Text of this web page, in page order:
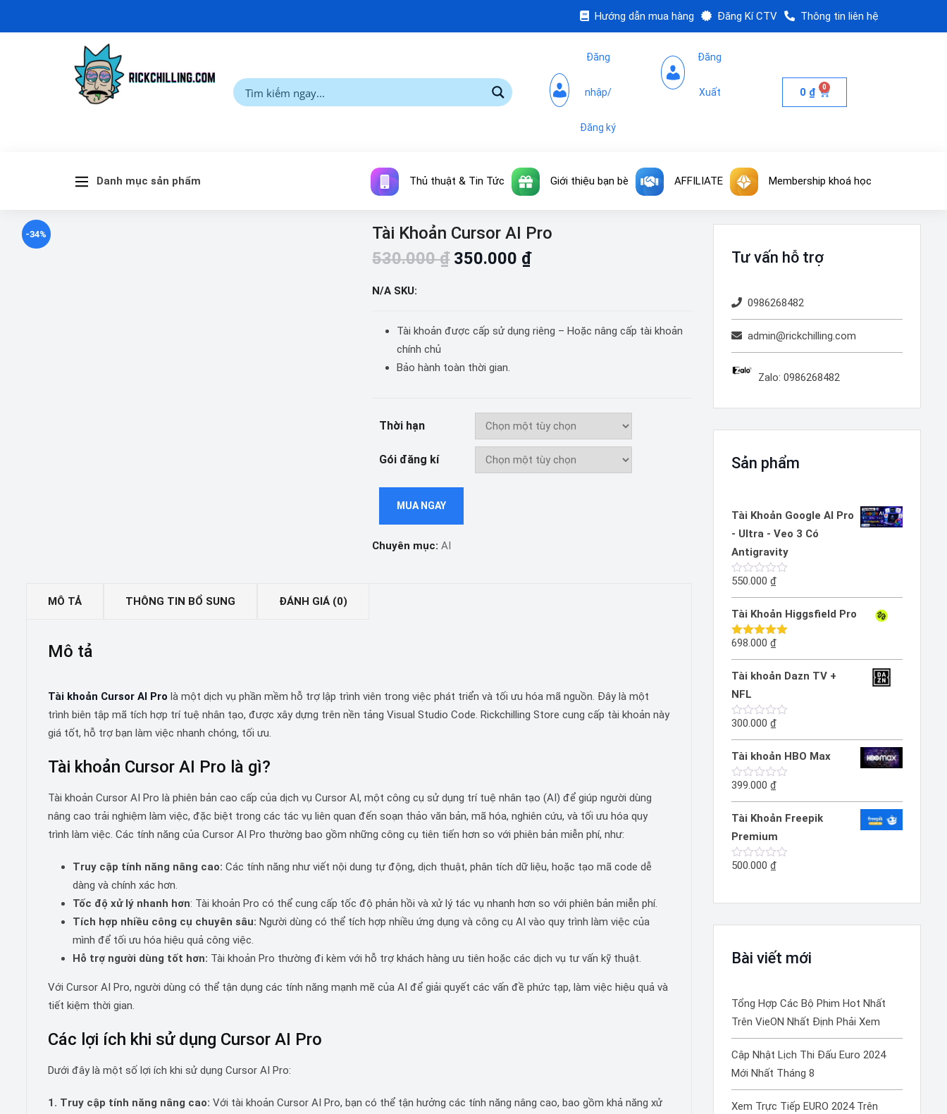
Hướng dẫn mua hàng Đăng Kí CTV Thông tin liên hệ
Đăng
nhập/
Đăng ký
Đăng
Xuất 0 ₫ 0
Danh mục sản phẩm Thủ thuật & Tin Tức Giới thiệu bạn bè AFFILIATE Membership khoá học
-34%
Tài Khoản Cursor AI Pro
530.000₫ 350.000 ₫
N/A SKU:
Tài khoản được cấp sử dụng riêng – Hoặc nâng cấp tài khoản
chính chủ
Bảo hành toàn thời gian.
Thời hạn
Gói đăng kí
MUA NGAY
Chuyên mục: AI
MÔ TẢ THÔNG TIN BỔ SUNG ĐÁNH GIÁ (0)
Mô tả
Tài khoản Cursor AI Pro là một dịch vụ phần mềm hỗ trợ lập trình viên trong việc phát triển và tối ưu hóa mã nguồn. Đây là một
trình biên tập mã tích hợp trí tuệ nhân tạo, được xây dựng trên nền tảng Visual Studio Code. Rickchilling Store cung cấp tài khoản này
giá tốt, hỗ trợ bạn làm việc nhanh chóng, tối ưu.
Tài khoản Cursor AI Pro là gì?
Tài khoản Cursor AI Pro là phiên bản cao cấp của dịch vụ Cursor AI, một công cụ sử dụng trí tuệ nhân tạo (AI) để giúp người dùng
nâng cao trải nghiệm làm việc, đặc biệt trong các tác vụ liên quan đến soạn thảo văn bản, mã hóa, nghiên cứu, và tối ưu hóa quy
trình làm việc. Các tính năng của Cursor AI Pro thường bao gồm những công cụ tiên tiến hơn so với phiên bản miễn phí, như:
Truy cập tính năng nâng cao: Các tính năng như viết nội dung tự động, dịch thuật, phân tích dữ liệu, hoặc tạo mã code dễ
dàng và chính xác hơn.
Tốc độ xử lý nhanh hơn: Tài khoản Pro có thể cung cấp tốc độ phản hồi và xử lý tác vụ nhanh hơn so với phiên bản miễn phí.
Tích hợp nhiều công cụ chuyên sâu: Người dùng có thể tích hợp nhiều ứng dụng và công cụ AI vào quy trình làm việc của
mình để tối ưu hóa hiệu quả công việc.
Hỗ trợ người dùng tốt hơn: Tài khoản Pro thường đi kèm với hỗ trợ khách hàng ưu tiên hoặc các dịch vụ tư vấn kỹ thuật.
Với Cursor AI Pro, người dùng có thể tận dụng các tính năng mạnh mẽ của AI để giải quyết các vấn đề phức tạp, làm việc hiệu quả và
tiết kiệm thời gian.
Các lợi ích khi sử dụng Cursor AI Pro
Dưới đây là một số lợi ích khi sử dụng Cursor AI Pro:
1. Truy cập tính năng nâng cao: Với tài khoản Cursor AI Pro, bạn có thể tận hưởng các tính năng nâng cao, bao gồm khả năng xử
Tư vấn hỗ trợ
0986268482
admin@rickchilling.com
Zalo: 0986268482
Sản phẩm
Tài Khoản Google AI Pro
- Ultra - Veo 3 Có
Antigravity
Được
0
5
sao
550.000 ₫
Tài Khoản Higgsfield Pro
Được xếp
698.000 ₫
Tài khoản Dazn TV +
NFL
Được
0
5
sao
300.000 ₫
Tài khoản HBO Max
Được
0
sao
399.000 ₫
Tài Khoản Freepik
Premium
Được
500.000 ₫
Bài viết mới
Tổng Hợp Các Bộ Phim Hot Nhất
Trên VieON Nhất Định Phải Xem
Cập Nhật Lịch Thi Đấu Euro 2024
Mới Nhất Tháng 8
Xem Trực Tiếp EURO 2024 Trên